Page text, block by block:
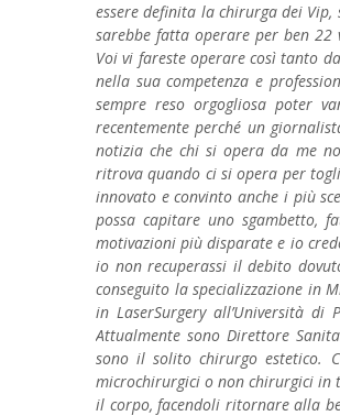
essere definita la chirurga dei
sarebbe fatta operare per ben
Voi vi fareste operare così tanto
nella sua competenza e
sempre reso orgogliosa poter
recentemente perché un
notizia che chi si opera da me
ritrova quando ci si opera per
innovato e convinto anche i più
possa capitare uno sgambetto,
motivazioni più disparate e io
io non recuperassi il debito
conseguito la specializzazione in
in LaserSurgery all’Università
Attualmente sono Direttore
sono il solito chirurgo estetico.
microchirurgici o non chirurgici in
il corpo, facendoli ritornare alla